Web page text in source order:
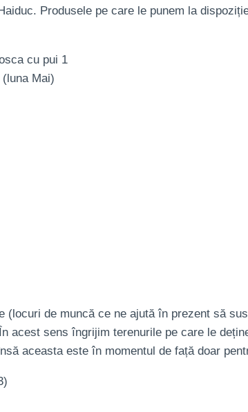
Produsele pe care le punem la
Mai)
de muncă ce ne ajută în prezent să
acest sens îngrijim terenurile pe care le
aceasta este în momentul de față doar